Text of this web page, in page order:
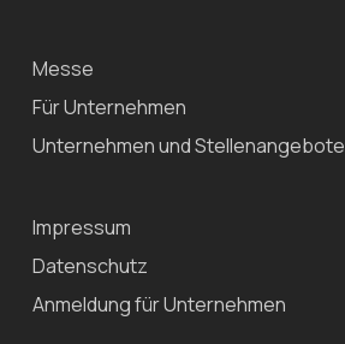
Messe
Für Unternehmen
Unternehmen und Stellenangebote
Impressum
Datenschutz
Anmeldung für Unternehmen